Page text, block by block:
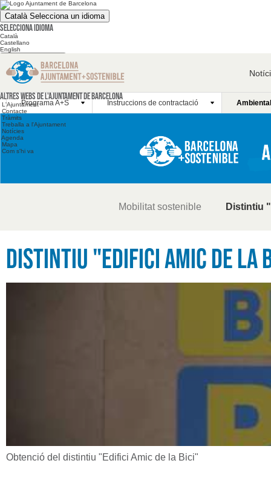
Català Selecciona un idioma
Selecciona idioma
Català
Castellano
English
Cerca en el web
Cerca en el web
Altres webs
Altres webs de l'Ajuntament de Barcelona
L'Ajuntament
Contacte
Tràmits
Treballa a l'Ajuntament
Notícies
Agenda
Mapa
Com s'hi va
Programa A+S Instruccions de contractació
Mobilitat sostenible Distintiu
Distintiu "Edifici Amic de la
Obtenció del distintiu "Edifici Amic de la Bici"